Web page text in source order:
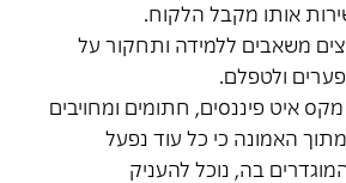
אותו מקבל הלקוח.
משאבים ללמידה ותחקור על
ולטפלם.
מקס איט פיננסים, חתומים ומחויבים
האמונה כי כל עוד נפעל
בה, נוכל להעניק